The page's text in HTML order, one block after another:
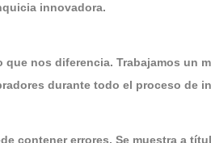
innovadora.
nos diferencia. Trabajamos un
durante todo el proceso de
contener errores. Se muestra a